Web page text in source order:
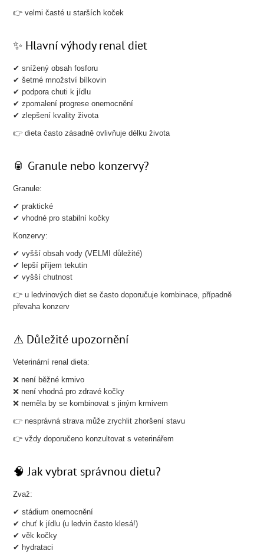
👉 velmi časté u starších koček
✨ Hlavní výhody renal diet
✔ snížený obsah fosforu
✔ šetrné množství bílkovin
✔ podpora chuti k jídlu
✔ zpomalení progrese onemocnění
✔ zlepšení kvality života
👉 dieta často zásadně ovlivňuje délku života
🥫 Granule nebo konzervy?
Granule:
✔ praktické
✔ vhodné pro stabilní kočky
Konzervy:
✔ vyšší obsah vody (VELMI důležité)
✔ lepší příjem tekutin
✔ vyšší chutnost
👉 u ledvinových diet se často doporučuje kombinace, případně
převaha konzerv
⚠️ Důležité upozornění
Veterinární renal dieta:
❌ není běžné krmivo
❌ není vhodná pro zdravé kočky
❌ neměla by se kombinovat s jiným krmivem
👉 nesprávná strava může zrychlit zhoršení stavu
👉 vždy doporučeno konzultovat s veterinářem
🧠 Jak vybrat správnou dietu?
Zvaž:
✔ stádium onemocnění
✔ chuť k jídlu (u ledvin často klesá!)
✔ věk kočky
✔ hydrataci